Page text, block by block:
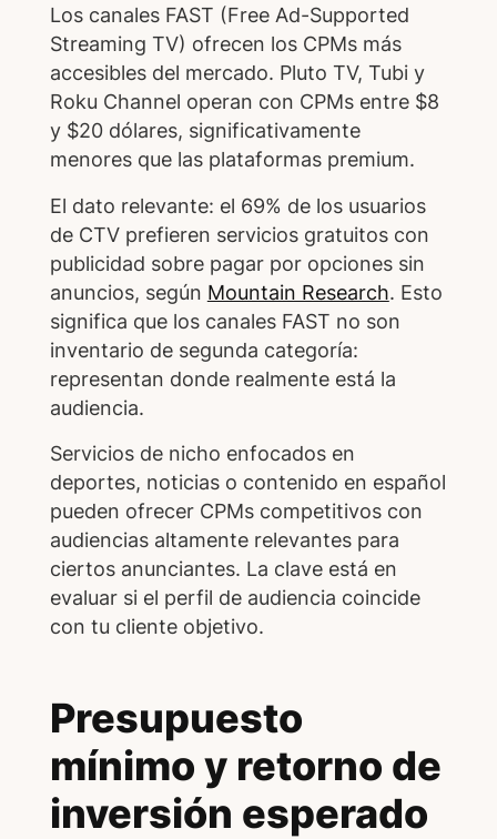
Los canales FAST (Free Ad-Supported
Streaming TV) ofrecen los CPMs más
accesibles del mercado. Pluto TV, Tubi y
Roku Channel operan con CPMs entre $8
y $20 dólares, significativamente
menores que las plataformas premium.
El dato relevante: el 69% de los usuarios
de CTV prefieren servicios gratuitos con
publicidad sobre pagar por opciones sin
anuncios, según Mountain Research. Esto
significa que los canales FAST no son
inventario de segunda categoría:
representan donde realmente está la
audiencia.
Servicios de nicho enfocados en
deportes, noticias o contenido en español
pueden ofrecer CPMs competitivos con
audiencias altamente relevantes para
ciertos anunciantes. La clave está en
evaluar si el perfil de audiencia coincide
con tu cliente objetivo.
Presupuesto
mínimo y retorno de
inversión esperado